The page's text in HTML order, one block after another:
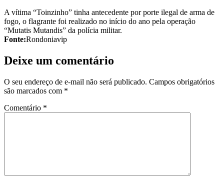
A vítima “Toinzinho” tinha antecedente por porte ilegal de arma de
fogo, o flagrante foi realizado no início do ano pela operação
“Mutatis Mutandis” da polícia militar.
Fonte:Rondoniavip
Deixe um comentário
O seu endereço de e-mail não será publicado. Campos obrigatórios
são marcados com *
Comentário *